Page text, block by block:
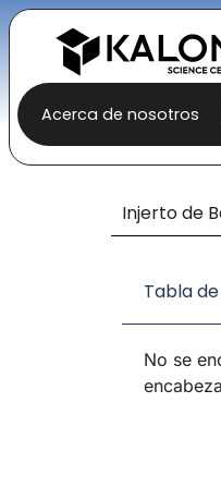
Acerca de nosotros
Injerto de
Tabla
No se